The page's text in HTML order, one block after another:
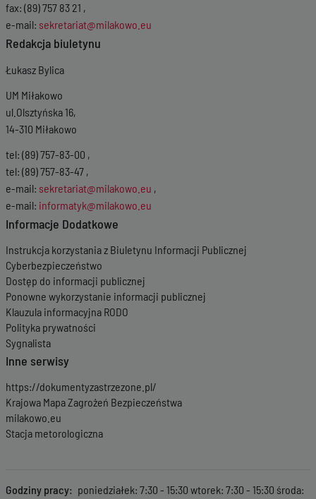
fax: (89) 757 83 21 ,
e-mail: sekretariat@milakowo.eu
Redakcja biuletynu
Łukasz Bylica
UM Miłakowo
ul.Olsztyńska 16,
14-310 Miłakowo
tel: (89) 757-83-00 ,
tel: (89) 757-83-47 ,
e-mail: sekretariat@milakowo.eu ,
e-mail: informatyk@milakowo.eu
Informacje Dodatkowe
Instrukcja korzystania z Biuletynu Informacji Publicznej
Cyberbezpieczeństwo
Dostęp do informacji publicznej
Ponowne wykorzystanie informacji publicznej
Klauzula informacyjna RODO
Polityka prywatności
Sygnalista
Inne serwisy
https://dokumentyzastrzezone.pl/
Krajowa Mapa Zagrożeń Bezpieczeństwa
milakowo.eu
Stacja metorologiczna
Godziny pracy
poniedziałek: 7:30 - 15:30 wtorek: 7:30 - 15:30 środa: